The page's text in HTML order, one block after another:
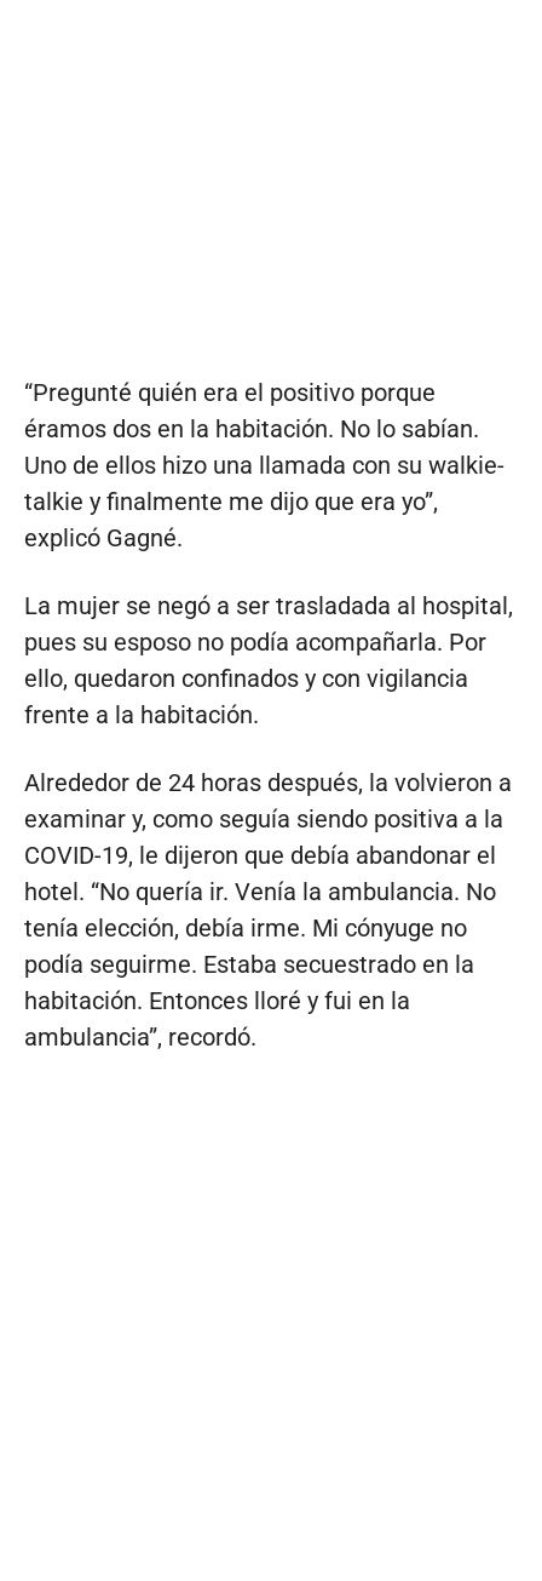
“Pregunté quién era el positivo porque
éramos dos en la habitación. No lo sabían.
Uno de ellos hizo una llamada con su walkie-
talkie y finalmente me dijo que era yo”,
explicó Gagné.
La mujer se negó a ser trasladada al hospital,
pues su esposo no podía acompañarla. Por
ello, quedaron confinados y con vigilancia
frente a la habitación.
Alrededor de 24 horas después, la volvieron a
examinar y, como seguía siendo positiva a la
COVID-19, le dijeron que debía abandonar el
hotel. “No quería ir. Venía la ambulancia. No
tenía elección, debía irme. Mi cónyuge no
podía seguirme. Estaba secuestrado en la
habitación. Entonces lloré y fui en la
ambulancia”, recordó.